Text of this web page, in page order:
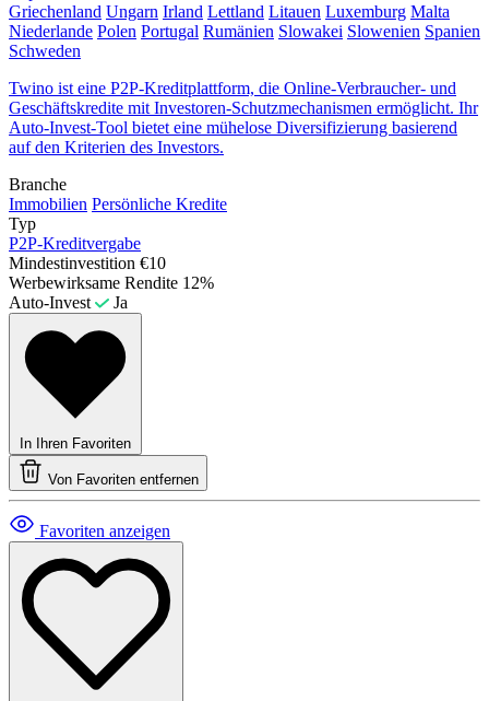
Griechenland Ungarn Irland Lettland Litauen Luxemburg Malta
Niederlande Polen Portugal Rumänien Slowakei Slowenien Spanien
Schweden
Twino ist eine P2P-Kreditplattform, die Online-Verbraucher- und
Geschäftskredite mit Investoren-Schutzmechanismen ermöglicht. Ihr
Auto-Invest-Tool bietet eine mühelose Diversifizierung basierend
auf den Kriterien des Investors.
Branche
Immobilien Persönliche Kredite
Typ
P2P-Kreditvergabe
Mindestinvestition €10
Werbewirksame Rendite 12%
Auto-Invest
Ja
In Ihren Favoriten
Von Favoriten entfernen
Favoriten anzeigen